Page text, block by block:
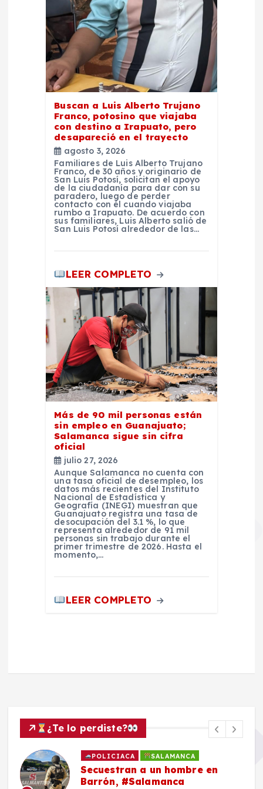
Buscan a Luis Alberto Trujano
Franco, potosino que viajaba
con destino a Irapuato, pero
desapareció en el trayecto
agosto 3, 2026
Familiares de Luis Alberto Trujano
Franco, de 30 años y originario de
San Luis Potosí, solicitan el apoyo
de la ciudadanía para dar con su
paradero, luego de perder
contacto con él cuando viajaba
rumbo a Irapuato. De acuerdo con
sus familiares, Luis Alberto salió de
San Luis Potosí alrededor de las…
LEER COMPLETO
Más de 90 mil personas están
sin empleo en Guanajuato;
Salamanca sigue sin cifra
oficial
julio 27, 2026
Aunque Salamanca no cuenta con
una tasa oficial de desempleo, los
datos más recientes del Instituto
Nacional de Estadística y
Geografía (INEGI) muestran que
Guanajuato registra una tasa de
desocupación del 3.1 %, lo que
representa alrededor de 91 mil
personas sin trabajo durante el
primer trimestre de 2026. Hasta el
momento,…
LEER COMPLETO
¿Te lo perdiste?
POLICIACA SALAMANCA
Secuestran a un hombre en
Barrón, #Salamanca